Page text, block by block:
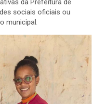
da Prefeitura de
sociais oficiais ou
municipal.